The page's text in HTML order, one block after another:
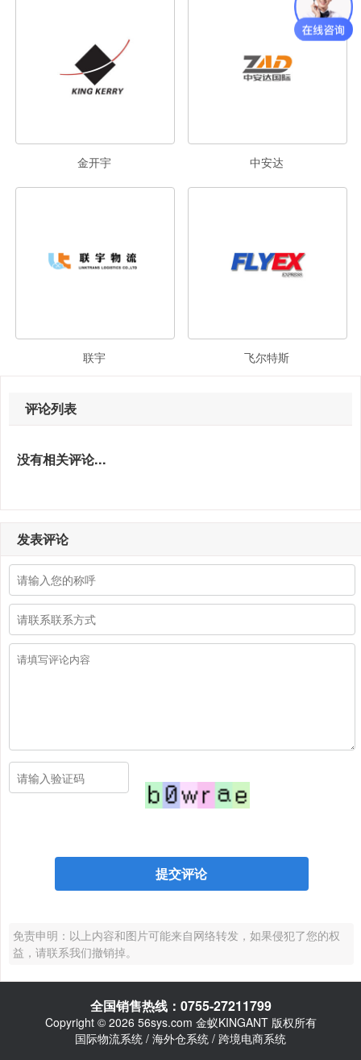
金开宇 中安达
联宇 飞尔特斯
评论列表
没有相关评论...
发表评论
免责申明：以上内容和图片可能来自网络转发，如果侵犯了您的权
益，请联系我们撤销掉。
全国销售热线：0755-27211799
Copyright © 2026 56sys.com 金蚁KINGANT 版权所有
国际物流系统 / 海外仓系统 / 跨境电商系统